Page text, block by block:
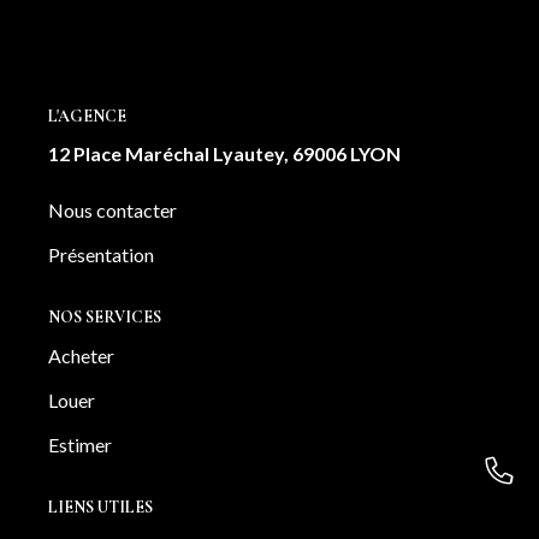
L'AGENCE
12 Place Maréchal Lyautey, 69006 LYON
Nous contacter
Présentation
NOS SERVICES
Acheter
Louer
Estimer
LIENS UTILES